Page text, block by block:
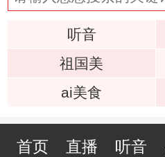
听音
祖国美
ai美食
首页 直播 听音